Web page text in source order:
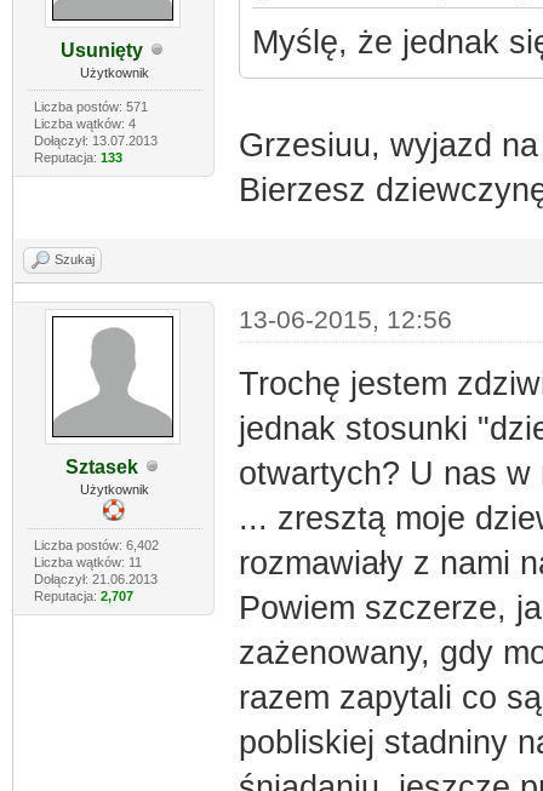
Usunięty
Użytkownik
Liczba postów: 571
Liczba wątków: 4
Dołączył: 13.07.2013
Reputacja: 133
Myślę, że jednak
Grzesiuu, wyjazd
Bierzesz
Szukaj
Sztasek
Użytkownik
Liczba postów: 6,402
Liczba wątków: 11
Dołączył: 21.06.2013
Reputacja: 2,707
13-06-2015, 12:56
Trochę jestem
jednak stosunki
otwartych? U nas
... zresztą moje
rozmawiały z nami
Powiem szczerze,
zażenowany, gdy
razem zapytali co
pobliskiej stadniny